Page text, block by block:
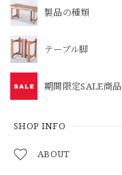
製品の種類
テーブル脚
期間限定SALE商品
SHOP INFO
ABOUT